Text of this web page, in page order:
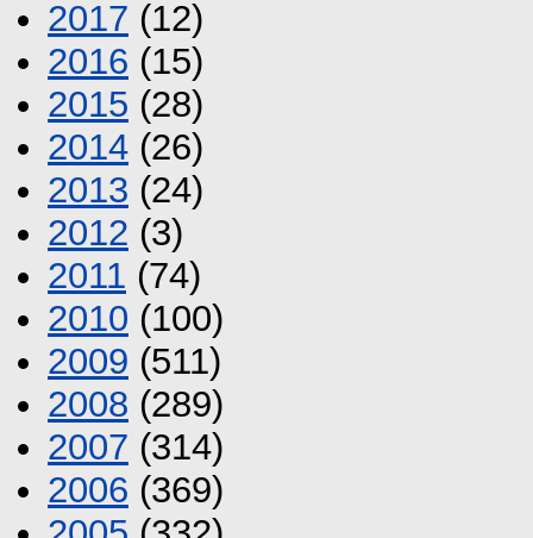
2017 (12)
2016 (15)
2015 (28)
2014 (26)
2013 (24)
2012 (3)
2011 (74)
2010 (100)
2009 (511)
2008 (289)
2007 (314)
2006 (369)